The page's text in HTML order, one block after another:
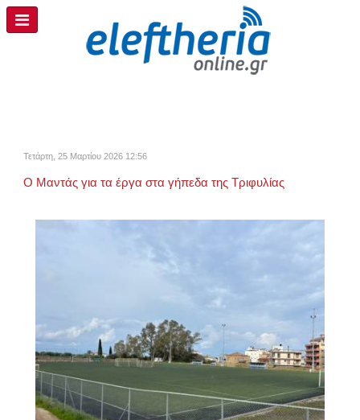
Τετάρτη, 25 Μαρτίου 2026 12:56
Ο Μαντάς για τα έργα στα γήπεδα της Τριφυλίας